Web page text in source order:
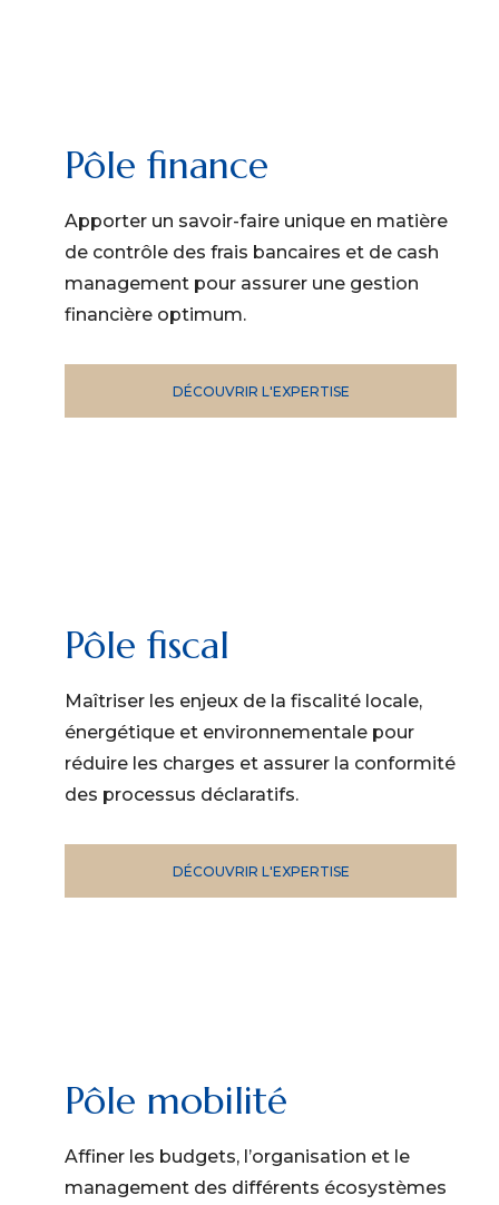
Pôle finance
Apporter un savoir-faire unique en matière
de contrôle des frais bancaires et de cash
management pour assurer une gestion
financière optimum.
DÉCOUVRIR L'EXPERTISE
Pôle fiscal
Maîtriser les enjeux de la fiscalité locale,
énergétique et environnementale pour
réduire les charges et assurer la conformité
des processus déclaratifs.
DÉCOUVRIR L'EXPERTISE
Pôle mobilité
Affiner les budgets, l’organisation et le
management des différents écosystèmes